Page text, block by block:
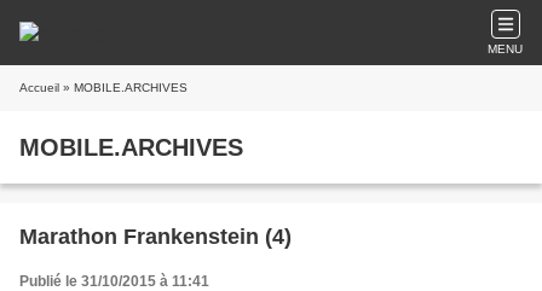
MENU
Accueil » MOBILE.ARCHIVES
MOBILE.ARCHIVES
Marathon Frankenstein (4)
Publié le 31/10/2015 à 11:41